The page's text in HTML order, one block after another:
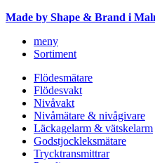
Made by Shape & Brand i
meny
Sortiment
Flödesmätare
Flödesvakt
Nivåvakt
Nivåmätare & nivågivare
Läckagelarm & vätskelarm
Godstjockleksmätare
Trycktransmittrar